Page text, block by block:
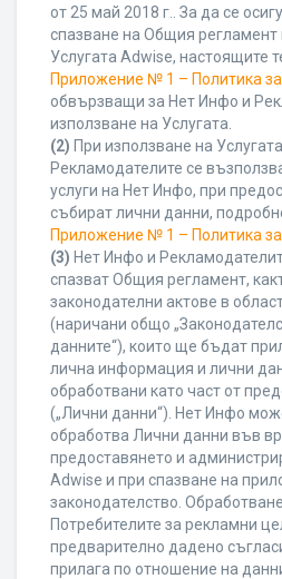
от 25 май 2018 г.. За да се
спазване на Общия регламент
Услугата Adwise, настоящите
Приложение № 1 – Политика
обвързващи за Нет Инфо и
използване на Услугата.
(2) При използване на
Рекламодателите се
услуги на Нет Инфо, при
събират лични данни,
Приложение № 1 – Политика
(3) Нет Инфо и
спазват Общия регламент,
законодателни актове в
(наричани общо
данните“), които ще бъдат
лична информация и лични
обработвани като част от
(„Лични данни“). Нет Инфо
обработва Лични данни във
предоставянето и
Adwise и при спазване на
законодателство.
Потребителите за рекламни
предварително дадено
прилага по отношение на